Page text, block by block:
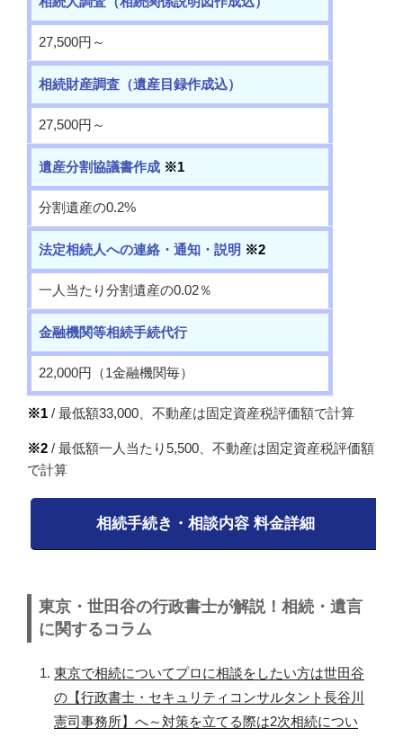
27,500円～
相続財産調査（遺産目録作成込）
27,500円～
遺産分割協議書作成 ※1
分割遺産の0.2%
法定相続人への連絡・通知・説明 ※2
一人当たり分割遺産の0.02％
金融機関等相続手続代行
22,000円（1金融機関毎）
※1 / 最低額33,000、不動産は固定資産税評価額で計算
※2 / 最低額一人当たり5,500、不動産は固定資産税評価額
で計算
相続手続き・相談内容 料金詳細
東京・世田谷の行政書士が解説！相続・遺言
に関するコラム
東京で相続についてプロに相談をしたい方は世田谷
の【行政書士・セキュリティコンサルタント長谷川
憲司事務所】へ～対策を立てる際は2次相続につい